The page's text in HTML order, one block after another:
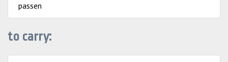
passen
to carry: